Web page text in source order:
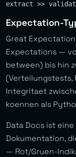
Expectation-
Great
Expectations —
between) bis hin
(Verteilungstests,
Integritaet
koennen als
Data Docs ist
Dokumentation,
— Rot/Gruen-